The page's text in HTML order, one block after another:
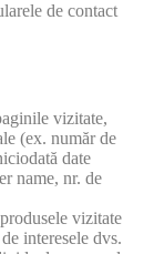
de contact
vizitate,
(ex. număr de
date
name, nr. de
vizitate
interesele dvs.